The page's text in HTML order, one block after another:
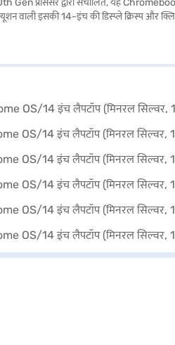
द्वारा संचालित, यह Chromebook
वाली इसकी 14-इंच की डिस्प्ले क्रिस्प और
को प्राथमिकता देता है. यह HP